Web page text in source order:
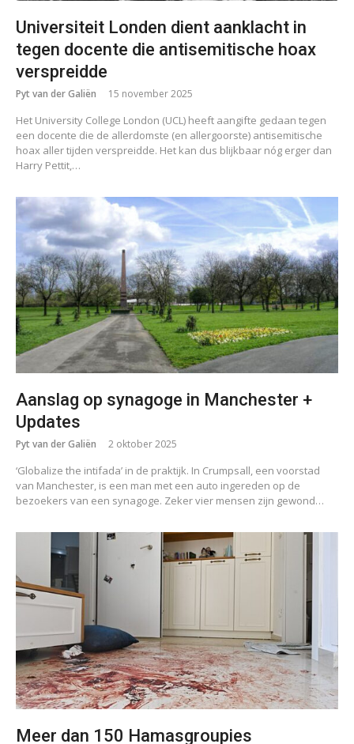
Universiteit Londen dient aanklacht in
tegen docente die antisemitische hoax
verspreidde
Pyt van der Galiën 15 november 2025
Het University College London (UCL) heeft aangifte gedaan tegen
een docente die de allerdomste (en allergoorste) antisemitische
hoax aller tijden verspreidde. Het kan dus blijkbaar nóg erger dan
Harry Pettit,…
Aanslag op synagoge in Manchester +
Updates
Pyt van der Galiën 2 oktober 2025
‘Globalize the intifada’ in de praktijk. In Crumpsall, een voorstad
van Manchester, is een man met een auto ingereden op de
bezoekers van een synagoge. Zeker vier mensen zijn gewond…
Meer dan 150 Hamasgroupies